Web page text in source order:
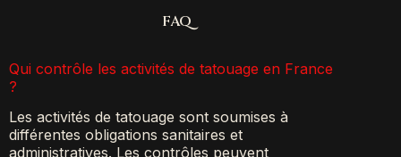
FAQ
Qui contrôle les activités de tatouage en France
?
Les activités de tatouage sont soumises à
différentes obligations sanitaires et
administratives. Les contrôles peuvent